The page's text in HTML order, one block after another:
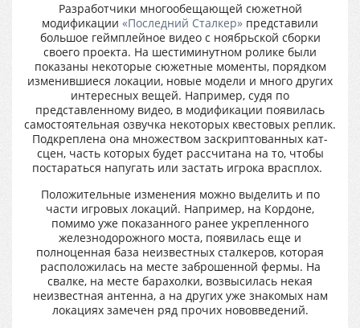
Разработчики многообещающей сюжетной
модификации «Последний Сталкер» представили
большое геймплейное видео с ноябрьской сборки
своего проекта. На шестиминутном ролике были
показаны некоторые сюжетные моменты, порядком
изменившиеся локации, новые модели и много других
интересных вещей. Например, судя по
представленному видео, в модификации появилась
самостоятельная озвучка некоторых квестовых реплик.
Подкреплена она множеством заскриптованных кат-
сцен, часть которых будет рассчитана на то, чтобы
постараться напугать или застать игрока врасплох.
Положительные изменения можно выделить и по
части игровых локаций. Например, на Кордоне,
помимо уже показанного ранее укрепленного
железнодорожного моста, появилась еще и
полноценная база неизвестных сталкеров, которая
расположилась на месте заброшенной фермы. На
свалке, на месте барахолки, возвысилась некая
неизвестная антенна, а на других уже знакомых нам
локациях замечен ряд прочих нововведений.